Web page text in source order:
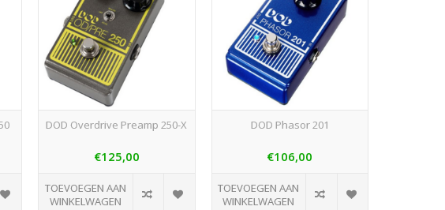
DOD Overdrive Preamp 250-X
€125,00
TOEVOEGEN AAN
WINKELWAGEN
DOD Phasor 201
€106,00
TOEVOEGEN AAN
WINKELWAGEN